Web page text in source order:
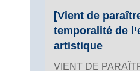
[Vient de
temporalité de
artistique
VIENT DE